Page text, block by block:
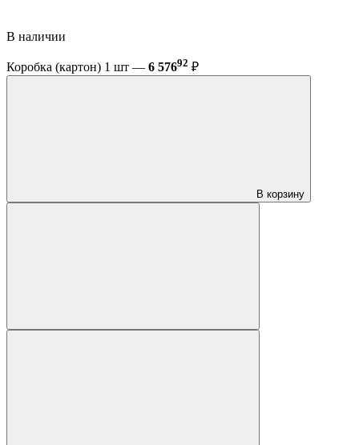
В наличии
Коробка (картон) 1 шт — 6 57692 ₽
В корзину